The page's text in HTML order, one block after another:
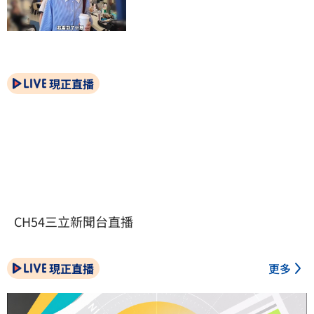
現正直播
CH54三立新聞台直播
現正直播 更多